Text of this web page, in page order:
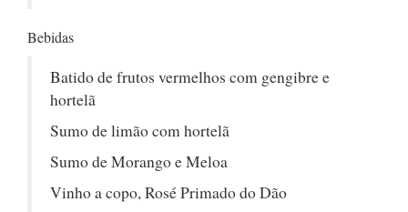
Bebidas
Batido de frutos vermelhos com gengibre e
hortelã
Sumo de limão com hortelã
Sumo de Morango e Meloa
Vinho a copo, Rosé Primado do Dão